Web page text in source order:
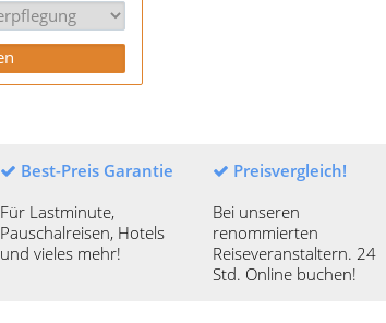
Best-Preis Garantie
Für Lastminute,
Pauschalreisen, Hotels
und vieles mehr!
Preisvergleich!
Bei unseren
renommierten
Reiseveranstaltern. 24
Std. Online buchen!